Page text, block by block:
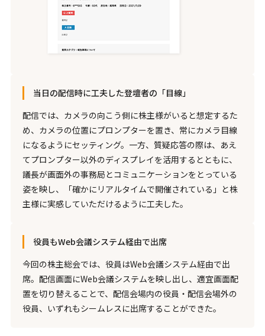
当日の配信時に工夫した登壇者の「目線」
配信では、カメラの向こう側に株主様がいると想定するた
め、カメラの位置にプロンプターを置き、常にカメラ目線
になるようにセッティング。一方、質疑応答の際は、あえ
てプロンプター以外のディスプレイを活用するとともに、
議長が画面外の事務局とコミュニケーションをとっている
姿を映し、「確かにリアルタイムで開催されている」と株
主様に実感していただけるように工夫した。
役員もWeb会議システム経由で出席
今回の株主総会では、役員はWeb会議システム経由で出
席。配信画面にWeb会議システムを映し出し、適宜画面配
置を切り替えることで、配信会場内の役員・配信会場外の
役員、いずれもシームレスに出席することができた。